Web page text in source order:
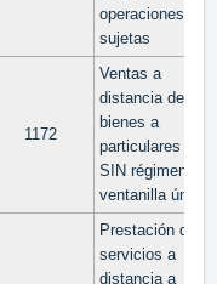
operaciones no
sujetas
1172
Ventas a
distancia de
bienes a
particulares UE
SIN régimen de
ventanilla única
Prestación de
servicios a
distancia a